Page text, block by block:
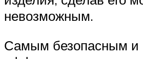
невозможным.
Самым безопасным и